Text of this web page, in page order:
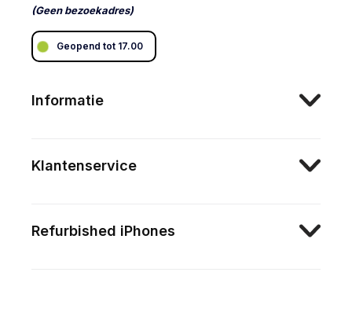
(Geen bezoekadres)
Geopend tot 17.00
Informatie
Klantenservice
Refurbished iPhones